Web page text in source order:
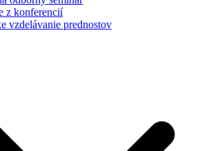
z konferencií
vzdelávanie prednostov